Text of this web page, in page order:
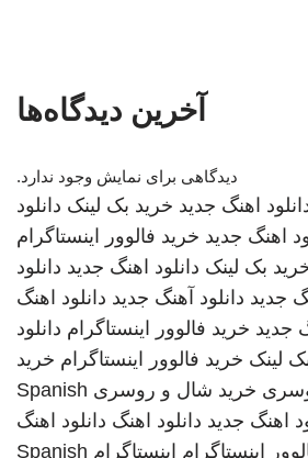
آخرین دیدگاه‌ها
دیدگاهی برای نمایش وجود ندارد.
اهنگ جدید خرید بک لینک دانلود
اهنگ جدید خرید فالوور اینستاگرام
بک لینک دانلود اهنگ جدید دانلود
جدید دانلود آهنگ جدید دانلود اهنگ
جدید خرید فالوور اینستاگرام دانلود
لینک خرید فالوور اینستاگرام خرید
خرید شال و روسری Spanish
اهنگ جدید دانلود اهنگ دانلود اهنگ
اینستاگرام اینستاگرام Spanish